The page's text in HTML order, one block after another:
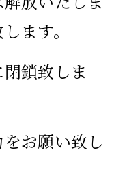
ます。
鎖致しま
お願い致し